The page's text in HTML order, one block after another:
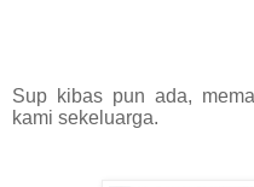
Sup kibas pun ada,
kami sekeluarga.